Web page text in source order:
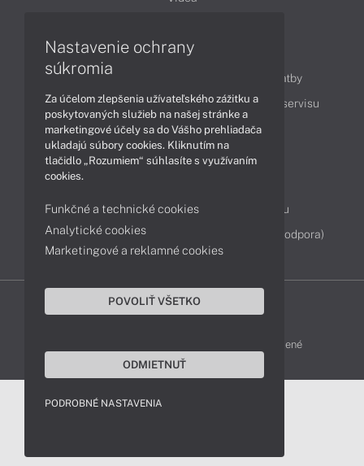
Obsah
Ako nakupovať
Možnosti doručenia a platby
Podpora a servis
Servisné služby Cenník servisu
Kontakty
Servisné oddelenie
Reklamácia tovaru
Diagnostiky online
TeamViewer (vzdialená podpora)
DELL-SHOP © 2011 - 2026 Všetky práva vyhradené
Nastavenie ochrany
súkromia
Za účelom zlepšenia užívateľského zážitku a
poskytovaných služieb na našej stránke a
marketingové účely sa do Vášho prehliadača
ukladajú súbory cookies. Kliknutím na
tlačidlo „Rozumiem“ súhlasíte s využívaním
cookies.
Funkčné a technické cookies
Analytické cookies
Marketingové a reklamné cookies
POVOLIŤ VŠETKO
ODMIETNUŤ
PODROBNÉ NASTAVENIA